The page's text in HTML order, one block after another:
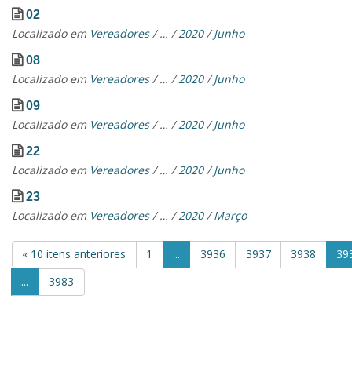
02
Localizado em Vereadores /… /2020 /Junho
08
Localizado em Vereadores /… /2020 /Junho
09
Localizado em Vereadores /… /2020 /Junho
22
Localizado em Vereadores /… /2020 /Junho
23
Localizado em Vereadores /… /2020 /Março
« 10 itens anteriores 1 ... 3936 3937 3938
...
3983